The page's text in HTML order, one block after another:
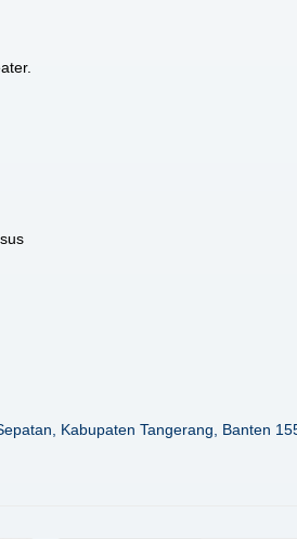
Kabupaten Tangerang, Banten